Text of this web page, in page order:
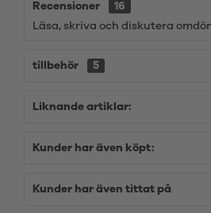
Recensioner
16
Läsa, skriva och diskutera
tillbehör 5
Liknande artiklar:
Kunder har även köpt:
Kunder har även tittat på